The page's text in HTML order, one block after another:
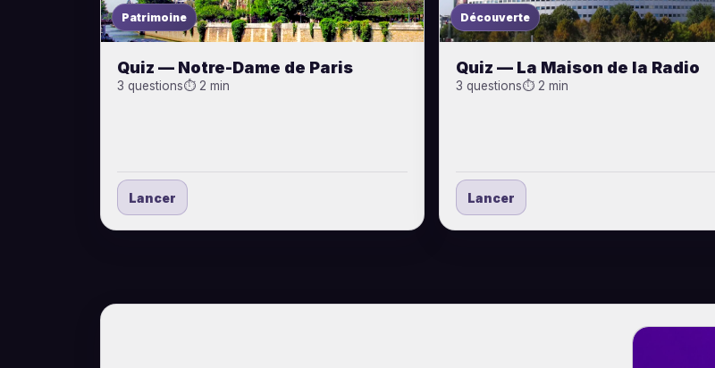
Patrimoine
Quiz — Notre-Dame de Paris
3 questions⏱ 2 min
Lancer
Découverte
Quiz — La Maison de la Radio
3 questions⏱ 2 min
Lancer